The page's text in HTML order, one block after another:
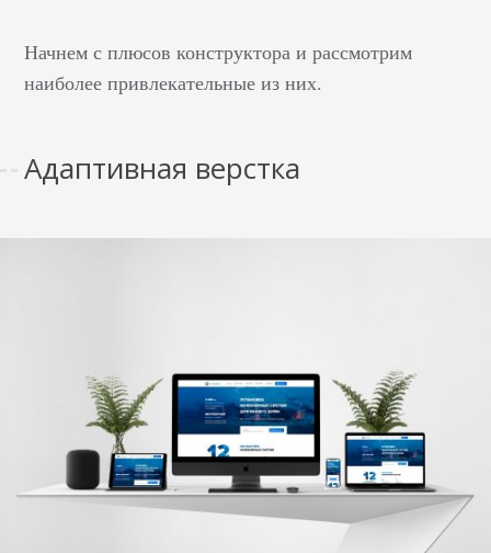
Начнем с плюсов конструктора и рассмотрим
наиболее привлекательные из них.
Адаптивная верстка